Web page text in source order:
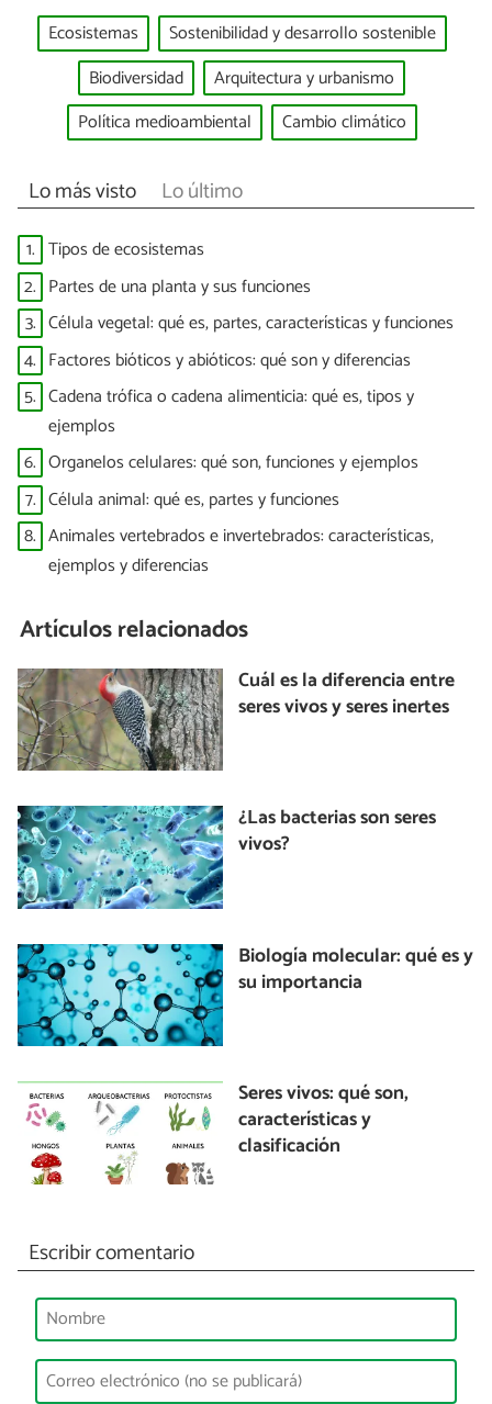
Ecosistemas
Sostenibilidad y desarrollo sostenible
Biodiversidad
Arquitectura y urbanismo
Política medioambiental
Cambio climático
Lo más visto Lo último
1. Tipos de ecosistemas
2. Partes de una planta y sus funciones
3. Célula vegetal: qué es, partes, características y funciones
4. Factores bióticos y abióticos: qué son y diferencias
5. Cadena trófica o cadena alimenticia: qué es, tipos y
ejemplos
6. Organelos celulares: qué son, funciones y ejemplos
7. Célula animal: qué es, partes y funciones
8. Animales vertebrados e invertebrados: características,
ejemplos y diferencias
Artículos relacionados
Cuál es la diferencia entre
seres vivos y seres inertes
¿Las bacterias son seres
vivos?
Biología molecular: qué es y
su importancia
Seres vivos: qué son,
características y
clasificación
Escribir comentario